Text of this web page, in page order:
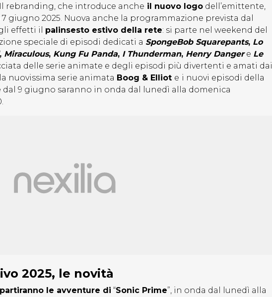
rebranding, che introduce anche il nuovo logo dell’emittente,
giugno 2025. Nuova anche la programmazione prevista dal
effetti il palinsesto estivo della rete: si parte nel weekend del
speciale di episodi dedicati a SpongeBob Squarepants, Lo
, Miraculous, Kung Fu Panda, I Thunderman, Henry Dangere Le
delle serie animate e degli episodi più divertenti e amati dai
nuovissima serie animata Boog & Elliot e i nuovi episodi della
dal 9 giugno saranno in onda dal lunedì alla domenica
2025, le novità
le avventure di “Sonic Prime”, in onda dal lunedì alla